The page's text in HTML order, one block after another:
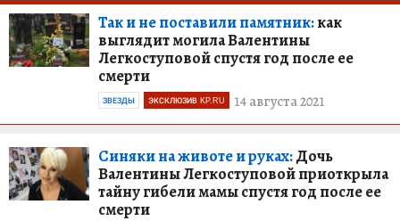
Так и не поставили памятник:как
выглядит могила Валентины
Легкоступовой спустя год после ее
смерти
14 августа 2021
ЗВЕЗДЫ ЭКСКЛЮЗИВ KP.RU
Синяки на животе и руках:Дочь
Валентины Легкоступовой приоткрыла
тайну гибели мамы спустя год после ее
смерти